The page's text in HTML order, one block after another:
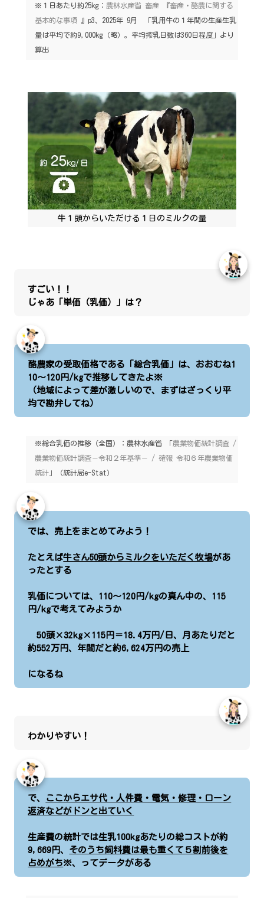
※１日あたり約25kg： 農林水産省 畜産 『畜産・酪農に関する
基本的な事項 』p3、2025年 9月 「乳用牛の１年間の生産生乳
量は平均で約9,000kg（略）。平均搾乳日数は360日程度」より
算出
牛１頭からいただける１日のミルクの量
すごい！！
じゃあ「単価（乳価）」は？
酪農家の受取価格である「総合乳価」は、おおむね1
10〜120円/kgで推移してきたよ※
（地域によって差が激しいので、まずはざっくり平
均で勘弁してね）
※総合乳価の推移（全国）：農林水産省 「農業物価統計調査 /
農業物価統計調査－令和２年基準－ / 確報 令和６年農業物価
統計 」（統計局e-Stat）
では、売上をまとめてみよう！
たとえば牛さん50頭からミルクをいただく牧場があ
ったとする
乳価については、110～120円/kgの真ん中の、115
円/kgで考えてみようか
50頭×32kg×115円＝18.4万円/日、月あたりだと
約552万円、年間だと約6,624万円の売上
になるね
わかりやすい！
で、
ここからエサ代・人件費・電気・修理・ローン
返済などがドンと出ていく
生産費の統計では生乳100kgあたりの総コストが約
9,669円、 そのうち飼料費は最も重くて５割前後を
占めがち※、ってデータがある